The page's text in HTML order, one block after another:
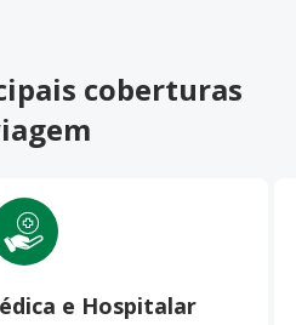
coberturas
e Hospitalar